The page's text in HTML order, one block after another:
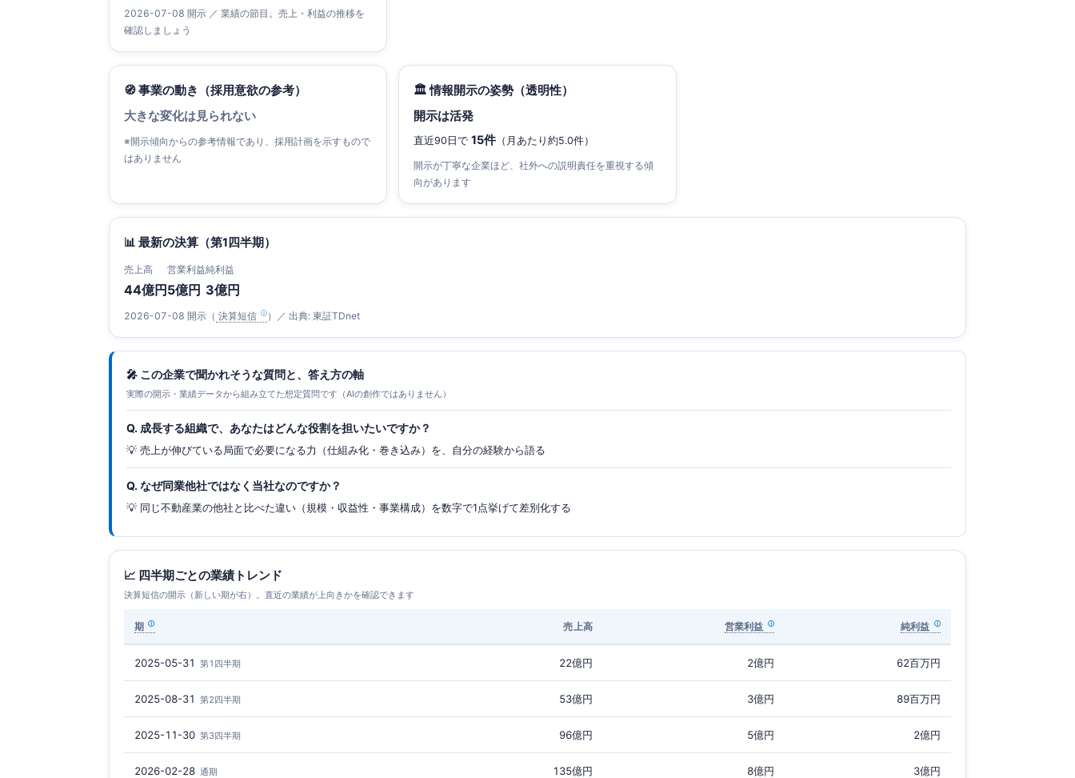
2026-07-08 開示 ／ 業績の節目。売上・利益の推移を
確認しましょう
🧭 事業の動き（採用意欲の参考）
大きな変化は見られない
※開示傾向からの参考情報であり、採用計画を示すもので
はありません
🏛 情報開示の姿勢（透明性）
開示は活発
直近90日で 15件 （月あたり約5.0件）
開示が丁寧な企業ほど、社外への説明責任を重視する傾
向があります
📊 最新の決算（第1四半期）
売上高
44億円
営業利益
5億円
純利益
3億円
2026-07-08 開示（ 決算短信 ）／ 出典: 東証TDnet
🎤 この企業で聞かれそうな質問と、答え方の軸
実際の開示・業績データから組み立てた想定質問です（AIの創作ではありません）
Q. 成長する組織で、あなたはどんな役割を担いたいですか？
💡 売上が伸びている局面で必要になる力（仕組み化・巻き込み）を、自分の経験から語る
Q. なぜ同業他社ではなく当社なのですか？
💡 同じ不動産業の他社と比べた違い（規模・収益性・事業構成）を数字で1点挙げて差別化する
📈 四半期ごとの業績トレンド
決算短信の開示（新しい期が右）。直近の業績が上向きかを確認できます
期 売上高 営業利益 純利益
2025-05-31 第1四半期 22億円 2億円 62百万円
2025-08-31 第2四半期 53億円 3億円 89百万円
2025-11-30 第3四半期 96億円 5億円 2億円
2026-02-28 通期 135億円 8億円 3億円